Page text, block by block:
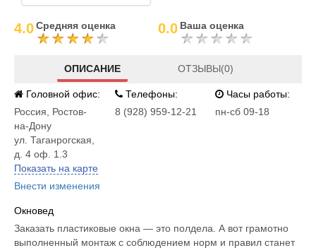
4.0Средняя оценка 0.0 Ваша оценка
ОПИСАНИЕ ОТЗЫВЫ(0)
Головной офис:
Россия
Ростов-
на-Дону
ул. Таганрогская,
д. 4 оф. 1.3
Показать на карте
Внести изменения
Телефоны:
8 (928) 959-12-21
Часы работы:
пн-сб 09-18
Окновед
Заказать пластиковые окна — это полдела. А вот грамотно
выполненный монтаж с соблюдением норм и правил станет